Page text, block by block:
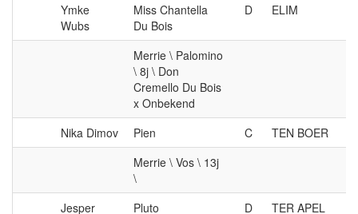
Ymke
Wubs
Miss Chantella
Du Bois
D ELIM
Merrie \ Palomino
\ 8j \ Don
Cremello Du Bois
x Onbekend
Nika Dimov
Pien C
TEN BOER
Merrie \ Vos \ 13j
\
Jesper
Pluto D TER APEL